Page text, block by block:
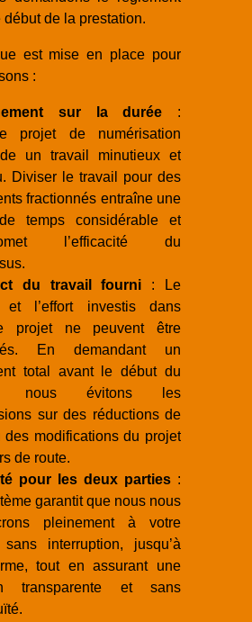
début de la prestation.
est mise en place pour
:
sur la durée :
projet de numérisation
un travail minutieux et
Diviser le travail pour des
fractionnés entraîne une
temps considérable et
l’efficacité du
du travail fourni : Le
et l’effort investis dans
projet ne peuvent être
En demandant un
total avant le début du
nous évitons les
sur des réductions de
des modifications du projet
de route.
pour les deux parties :
garantit que nous nous
pleinement à votre
sans interruption, jusqu’à
tout en assurant une
transparente et sans